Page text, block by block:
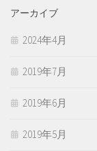
アーカイブ
2024年4月
2019年7月
2019年6月
2019年5月